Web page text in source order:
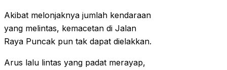
Akibat melonjaknya jumlah kendaraan
yang melintas, kemacetan di Jalan
Raya Puncak pun tak dapat dielakkan.
Arus lalu lintas yang padat merayap,